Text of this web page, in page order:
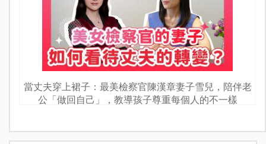
當丈夫穿上裙子：最美檢察官陳漢章妻子雪兒，陪伴老
公「做回自己」，教導孩子尊重每個人的不一樣